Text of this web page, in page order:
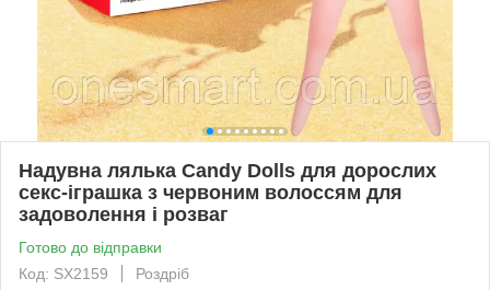
Надувна лялька Candy Dolls для дорослих
секс-іграшка з червоним волоссям для
задоволення і розваг
Готово до відправки
Код: SX2159
Роздріб